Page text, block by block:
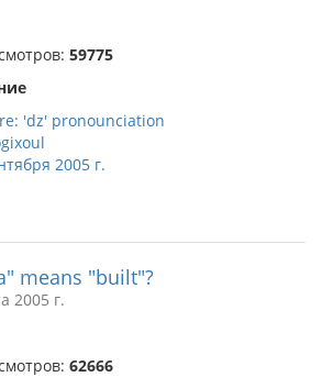
59775
re: 'dz' pronounciation
2005 г.
means "built"?
2005 г.
62666